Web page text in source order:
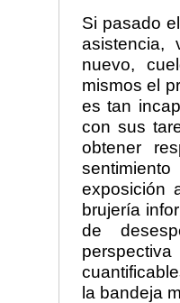
Si pasado
asistencia,
nuevo,
mismos el
es tan
con sus
obtener
exposición
brujería
de
la bandeja